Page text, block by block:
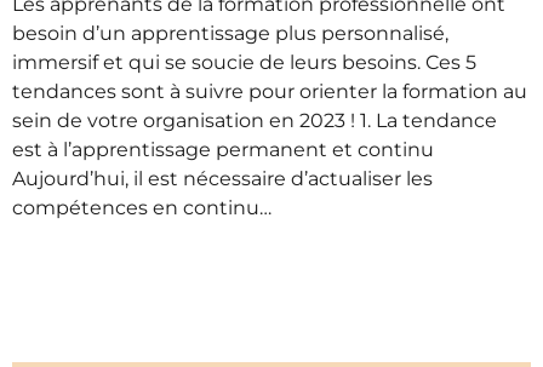
Les apprenants de la formation professionnelle ont
besoin d’un apprentissage plus personnalisé,
immersif et qui se soucie de leurs besoins. Ces 5
tendances sont à suivre pour orienter la formation au
sein de votre organisation en 2023 ! 1. La tendance
est à l’apprentissage permanent et continu
Aujourd’hui, il est nécessaire d’actualiser les
compétences en continu…